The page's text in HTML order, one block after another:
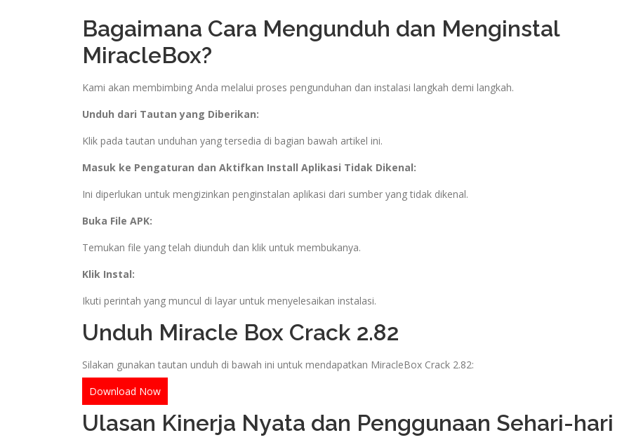
Bagaimana Cara Mengunduh dan Menginstal
MiracleBox?
Kami akan membimbing Anda melalui proses pengunduhan dan instalasi langkah demi langkah.
Unduh dari Tautan yang Diberikan:
Klik pada tautan unduhan yang tersedia di bagian bawah artikel ini.
Masuk ke Pengaturan dan Aktifkan Install Aplikasi Tidak Dikenal:
Ini diperlukan untuk mengizinkan penginstalan aplikasi dari sumber yang tidak dikenal.
Buka File APK:
Temukan file yang telah diunduh dan klik untuk membukanya.
Klik Instal:
Ikuti perintah yang muncul di layar untuk menyelesaikan instalasi.
Unduh Miracle Box Crack 2.82
Silakan gunakan tautan unduh di bawah ini untuk mendapatkan MiracleBox Crack 2.82:
Download Now
Ulasan Kinerja Nyata dan Penggunaan Sehari-hari